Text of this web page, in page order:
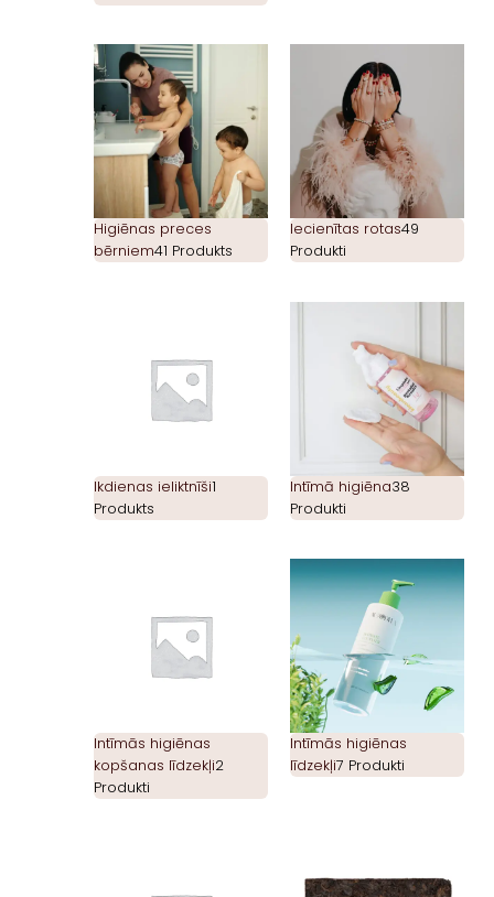
Higiēnas preces
bērniem41 Produkts
Iecienītas rotas49
Produkti
Ikdienas ieliktnīši1
Produkts
Intīmā higiēna38
Produkti
Intīmās higiēnas
kopšanas līdzekļi2
Produkti
Intīmās higiēnas
līdzekļi7 Produkti